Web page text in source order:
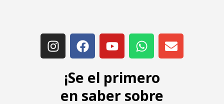
¡Se el primero
en saber sobre